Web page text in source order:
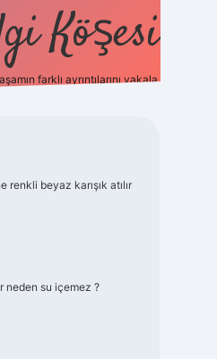
Köşesi
farklı ayrıntılarını yakala.
renkli beyaz karışık atılır
neden su içemez ?